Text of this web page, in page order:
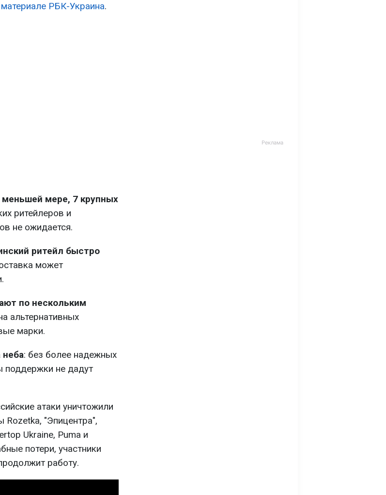
РБК-Украина.
меньшей мере, 7 крупных
ритейлеров и
не ожидается.
ритейл быстро
может
по нескольким
альтернативных
марки.
неба: без более надежных
поддержки не дадут
атаки уничтожили
Rozetka, "Эпицентра",
Ukraine, Puma и
потери, участники
работу.